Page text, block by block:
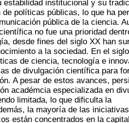
institucional y su
políticas públicas, lo que ha
pública de la ciencia.
no fue una prioridad
desde fines del siglo XX han
a la sociedad. En el
de ciencia, tecnología e
de divulgación científica para
A pesar de estos avances,
académcia especializada en
limitada, lo que dificulta la
la mayoría de las
están concentrados en la